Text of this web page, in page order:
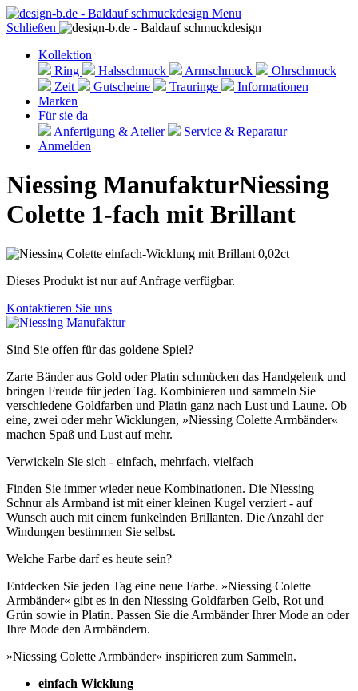
Menu
Schließen
Kollektion
Ring
Halsschmuck Armschmuck
Ohrschmuck
Zeit
Gutscheine Trauringe
Informationen
Marken
Für sie da
Anfertigung & Atelier
Service & Reparatur
Anmelden
Niessing ManufakturNiessing
Colette 1-fach mit Brillant
Dieses Produkt ist nur auf Anfrage verfügbar.
Kontaktieren Sie uns
Sind Sie offen für das goldene Spiel?
Zarte Bänder aus Gold oder Platin schmücken das Handgelenk und
bringen Freude für jeden Tag. Kombinieren und sammeln Sie
verschiedene Goldfarben und Platin ganz nach Lust und Laune. Ob
eine, zwei oder mehr Wicklungen, »Niessing Colette Armbänder«
machen Spaß und Lust auf mehr.
Verwickeln Sie sich - einfach, mehrfach, vielfach
Finden Sie immer wieder neue Kombinationen. Die Niessing
Schnur als Armband ist mit einer kleinen Kugel verziert - auf
Wunsch auch mit einem funkelnden Brillanten. Die Anzahl der
Windungen bestimmen Sie selbst.
Welche Farbe darf es heute sein?
Entdecken Sie jeden Tag eine neue Farbe. »Niessing Colette
Armbänder« gibt es in den Niessing Goldfarben Gelb, Rot und
Grün sowie in Platin. Passen Sie die Armbänder Ihrer Mode an oder
Ihre Mode den Armbändern.
»Niessing Colette Armbänder« inspirieren zum Sammeln.
einfach Wicklung